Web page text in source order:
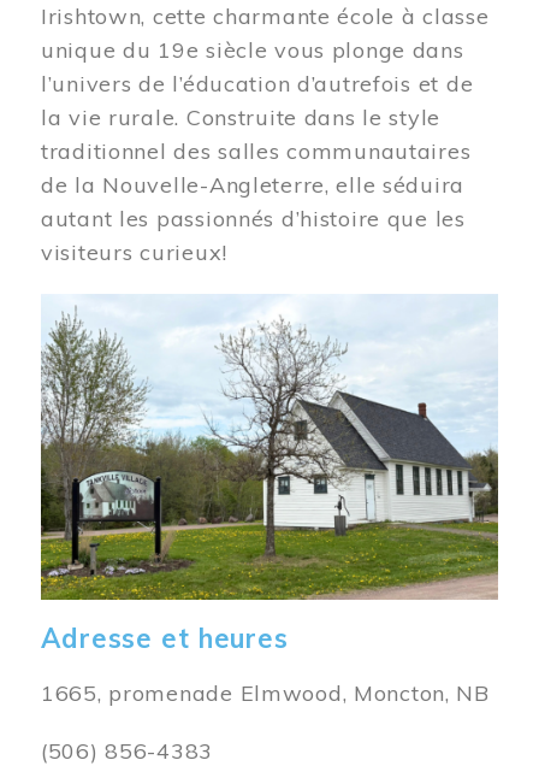
Irishtown, cette charmante école à classe
unique du 19e siècle vous plonge dans
l’univers de l’éducation d’autrefois et de
la vie rurale. Construite dans le style
traditionnel des salles communautaires
de la Nouvelle-Angleterre, elle séduira
autant les passionnés d’histoire que les
visiteurs curieux!
Image
Adresse et heures
1665, promenade Elmwood, Moncton, NB
(506) 856-4383